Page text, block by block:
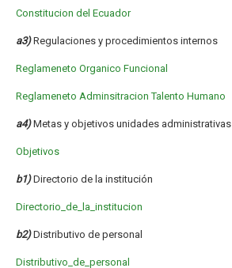
Constitucion del Ecuador
a3)Regulaciones y procedimientos internos
Reglameneto Organico Funcional
Reglameneto Adminsitracion Talento Humano
a4)Metas y objetivos unidades administrativas
Objetivos
b1)Directorio de la institución
Directorio_de_la_institucion
b2)Distributivo de personal
Distributivo_de_personal